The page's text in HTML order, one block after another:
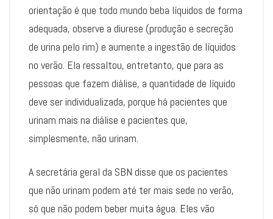
orientação é que todo mundo beba líquidos de forma
adequada, observe a diurese (produção e secreção
de urina pelo rim) e aumente a ingestão de líquidos
no verão. Ela ressaltou, entretanto, que para as
pessoas que fazem diálise, a quantidade de líquido
deve ser individualizada, porque há pacientes que
urinam mais na diálise e pacientes que,
simplesmente, não urinam.
A secretária geral da SBN disse que os pacientes
que não urinam podem até ter mais sede no verão,
só que não podem beber muita água. Eles vão